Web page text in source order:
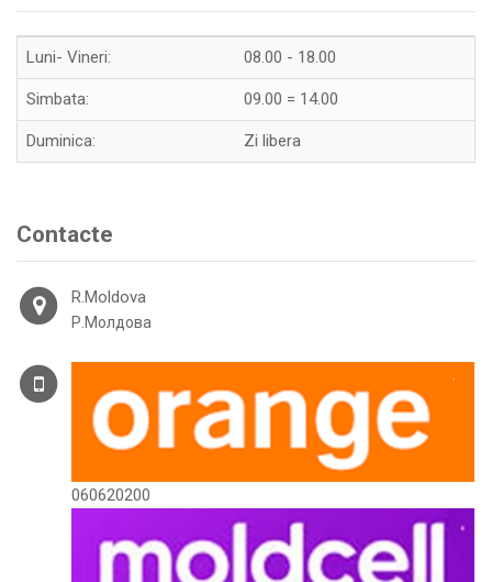
Luni- Vineri: 08.00 - 18.00
Simbata: 09.00 = 14.00
Duminica: Zi libera
Contacte
R.Moldova
Р.Молдова
060620200